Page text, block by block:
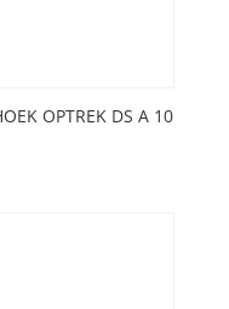
OPTREK DS A 10